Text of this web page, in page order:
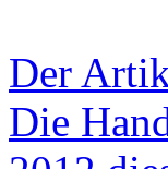
Der
Die